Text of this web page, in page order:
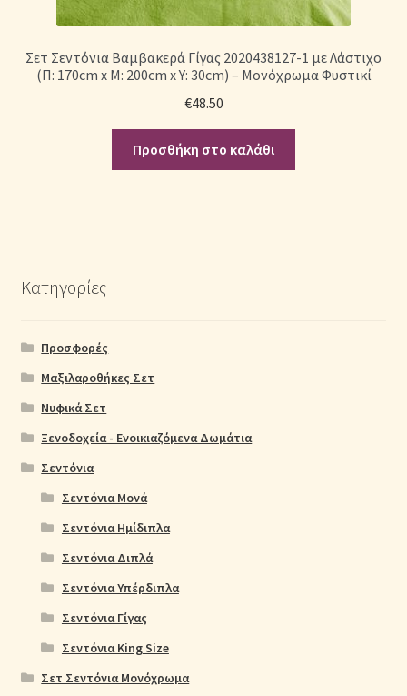
Σετ Σεντόνια Βαμβακερά Γίγας 2020438127-1 με Λάστιχο
(Π: 170cm x Μ: 200cm x Υ: 30cm) – Μονόχρωμα Φυστικί
€48.50
Προσθήκη στο καλάθι
Κατηγορίες
Προσφορές
Μαξιλαροθήκες Σετ
Νυφικά Σετ
Ξενοδοχεία - Ενοικιαζόμενα Δωμάτια
Σεντόνια
Σεντόνια Μονά
Σεντόνια Ημίδιπλα
Σεντόνια Διπλά
Σεντόνια Υπέρδιπλα
Σεντόνια Γίγας
Σεντόνια King Size
Σετ Σεντόνια Μονόχρωμα